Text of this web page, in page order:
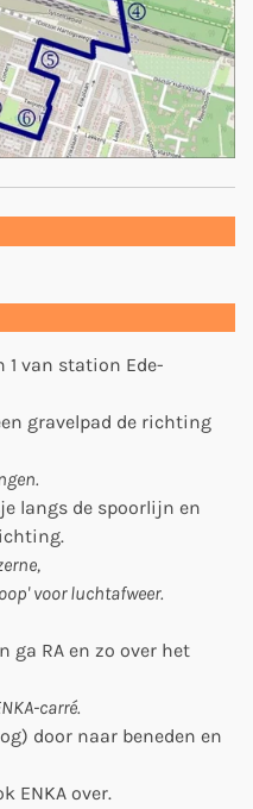
van station Ede-
gravelpad de richting
langs de spoorlijn en
voor luchtafweer.
ga RA en zo over het
carré.
door naar beneden en
ENKA over.